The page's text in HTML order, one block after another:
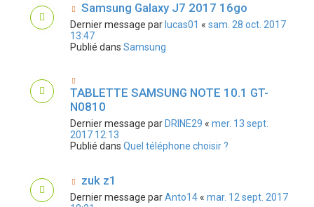
Samsung Galaxy J7 2017 16go
Dernier message parlucas01 « sam. 28 oct. 2017
13:47
Publié dans Samsung
TABLETTE SAMSUNG NOTE 10.1 GT-
N0810
Dernier message parDRINE29 « mer. 13 sept.
2017 12:13
Publié dans Quel téléphone choisir ?
zuk z1
Dernier message parAnto14« mar. 12 sept. 2017